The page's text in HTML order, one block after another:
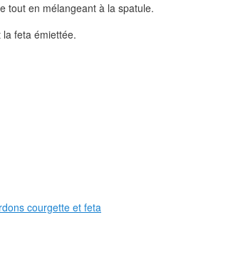
tout en mélangeant à la spatule.
feta émiettée.